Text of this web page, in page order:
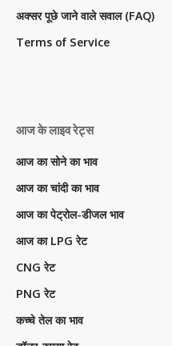
अक्सर पूछे जाने वाले सवाल (FAQ)
Terms of Service
आज के लाइव रेट्स
आज का सोने का भाव
आज का चांदी का भाव
आज का पेट्रोल-डीजल भाव
आज का LPG रेट
CNG रेट
PNG रेट
कच्चे तेल का भाव